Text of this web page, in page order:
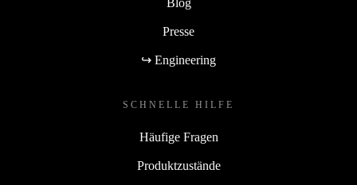
Blog
Presse
↪ Engineering
SCHNELLE HILFE
Häufige Fragen
Produktzustände